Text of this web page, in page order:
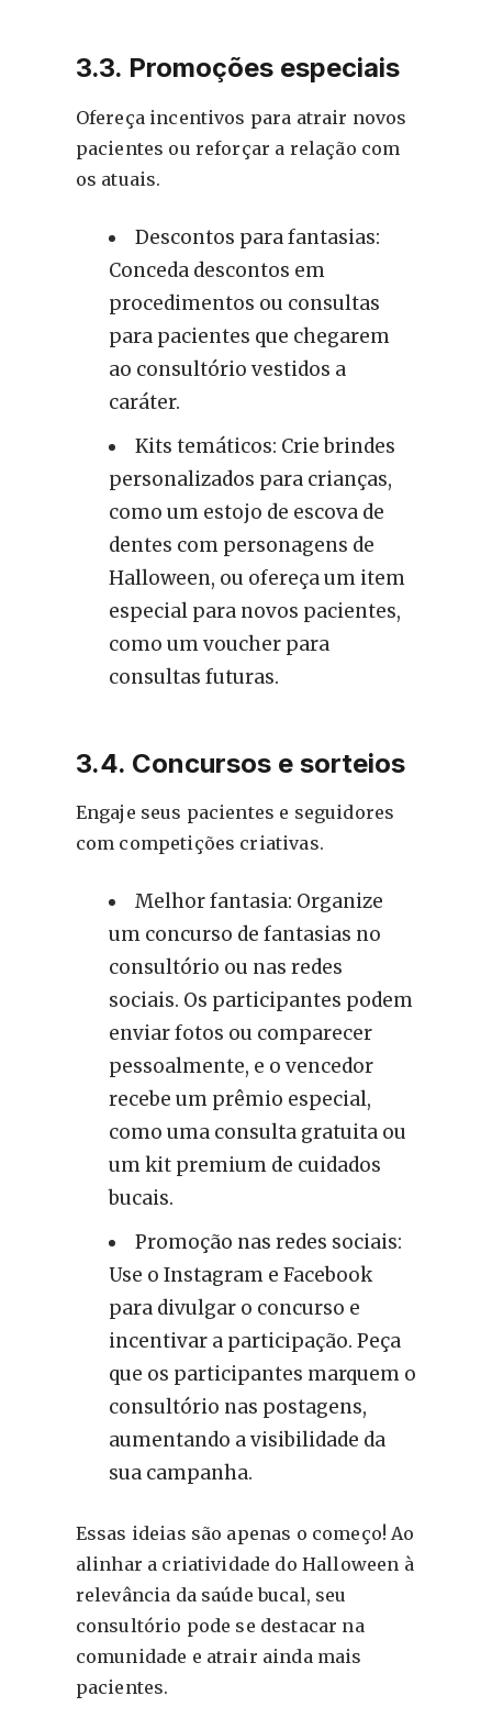
3.3. Promoções especiais
Ofereça incentivos para atrair novos
pacientes ou reforçar a relação com
os atuais.
Descontos para fantasias:
Conceda descontos em
procedimentos ou consultas
para pacientes que chegarem
ao consultório vestidos a
caráter.
Kits temáticos: Crie brindes
personalizados para crianças,
como um estojo de escova de
dentes com personagens de
Halloween, ou ofereça um item
especial para novos pacientes,
como um voucher para
consultas futuras.
3.4. Concursos e sorteios
Engaje seus pacientes e seguidores
com competições criativas.
Melhor fantasia: Organize
um concurso de fantasias no
consultório ou nas redes
sociais. Os participantes podem
enviar fotos ou comparecer
pessoalmente, e o vencedor
recebe um prêmio especial,
como uma consulta gratuita ou
um kit premium de cuidados
bucais.
Promoção nas redes sociais:
Use o Instagram e Facebook
para divulgar o concurso e
incentivar a participação. Peça
que os participantes marquem o
consultório nas postagens,
aumentando a visibilidade da
sua campanha.
Essas ideias são apenas o começo! Ao
alinhar a criatividade do Halloween à
relevância da saúde bucal, seu
consultório pode se destacar na
comunidade e atrair ainda mais
pacientes.